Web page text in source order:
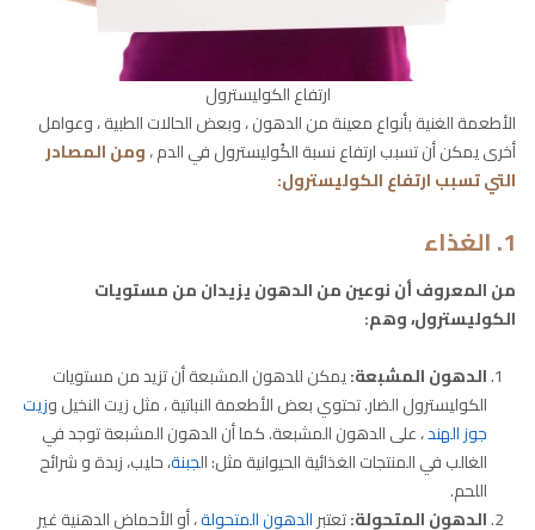
ارتفاع الكوليسترول
الأطعمة الغنية بأنواع معينة من الدهون ، وبعض الحالات الطبية ، وعوامل
أخرى يمكن أن تسبب ارتفاع نسبة الكُوليسترول في الدم ،ومن المصادر
التي تسبب ارتفاع الكوليسترول:
1. الغذاء
من المعروف أن نوعين من الدهون يزيدان من مستويات
الكوليسترول، وهم:
الدهون المشبعة:يمكن للدهون المشبعة أن تزيد من مستويات
الكوليسترول الضار. تحتوي بعض الأطعمة النباتية ، مثل زيت النخيل وزيت
جوز الهند، على الدهون المشبعة. كما أن الدهون المشبعة توجد في
الغالب في المنتجات الغذائية الحيوانية مثل: الجبنة، حليب، زبدة و شرائح
اللحم.
الدهون المتحولة:تعتبرالدهون المتحولة، أو الأحماض الدهنية غير